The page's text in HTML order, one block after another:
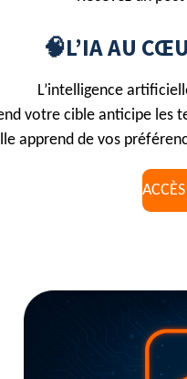
🧠L’IA AU
L’intelligence
votre cible anticipe les
apprend de vos
ACCÈ